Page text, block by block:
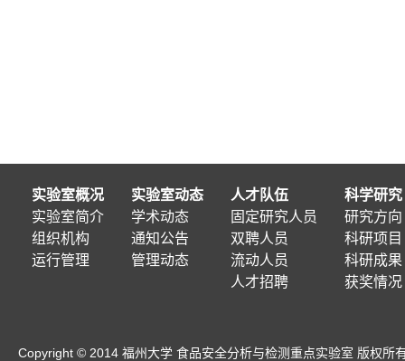
实验室概况
实验室简介
组织机构
运行管理
实验室动态
学术动态
通知公告
管理动态
人才队伍
固定研究人员
双聘人员
流动人员
人才招聘
科学研究
研究方向
科研项目
科研成果
获奖情况
Copyright © 2014 福州大学 食品安全分析与检测重点实验室 版权所